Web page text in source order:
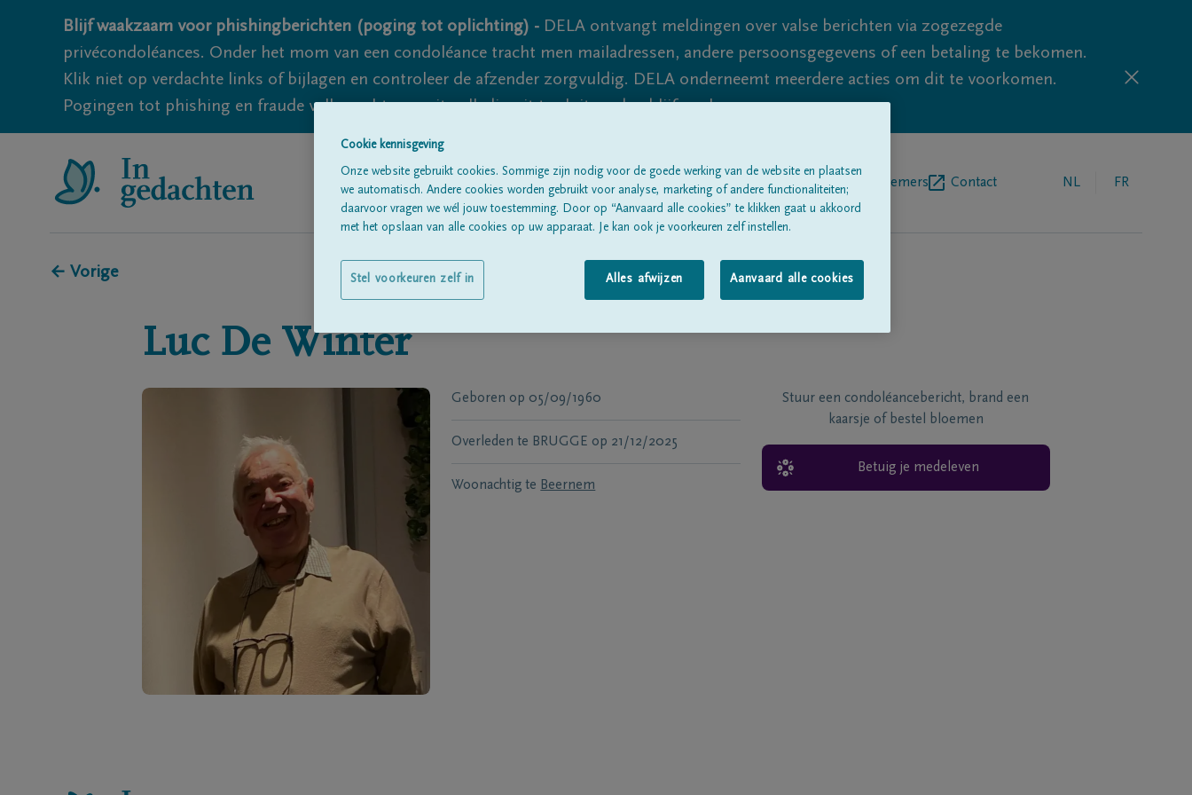
Blijf waakzaam voor phishingberichten (poging tot oplichting) - DELA ontvangt meldingen over valse berichten via zogezegde
privécondoléances. Onder het mom van een condoléance tracht men mailadressen, andere persoonsgegevens of een betaling te bekomen.
Klik niet op verdachte links of bijlagen en controleer de afzender zorgvuldig. DELA onderneemt meerdere acties om dit te voorkomen.
Pogingen tot phishing en fraude vallen echter nooit volledig uit te sluiten, dus blijf waakzaam.
Alle rouwberichten Over ons Begrafenisondernemers Contact NL FR
← Vorige
Luc De Winter
Geboren op 05/09/1960
Overleden te BRUGGE op 21/12/2025
Woonachtig te Beernem
Stuur een condoléancebericht, brand een
kaarsje of bestel bloemen
Betuig je medeleven
Cookie kennisgeving
Onze website gebruikt cookies. Sommige zijn nodig voor de goede werking van de website en plaatsen
we automatisch. Andere cookies worden gebruikt voor analyse, marketing of andere functionaliteiten;
daarvoor vragen we wél jouw toestemming. Door op “Aanvaard alle cookies” te klikken gaat u akkoord
met het opslaan van alle cookies op uw apparaat. Je kan ook je voorkeuren zelf instellen.
Alles afwijzen Aanvaard alle cookies
Stel voorkeuren zelf in